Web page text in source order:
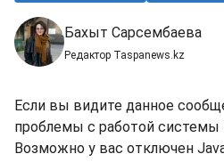
Бахыт Сарсембаева
Редактор Taspanews.kz
Если вы видите данное
проблемы с работой системы
Возможно у вас отключен